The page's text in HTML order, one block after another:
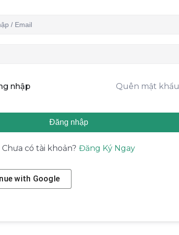
nhập Quên mật
Đăng nhập
Chưa có tài khoản? Đăng Ký Ngay
with Google